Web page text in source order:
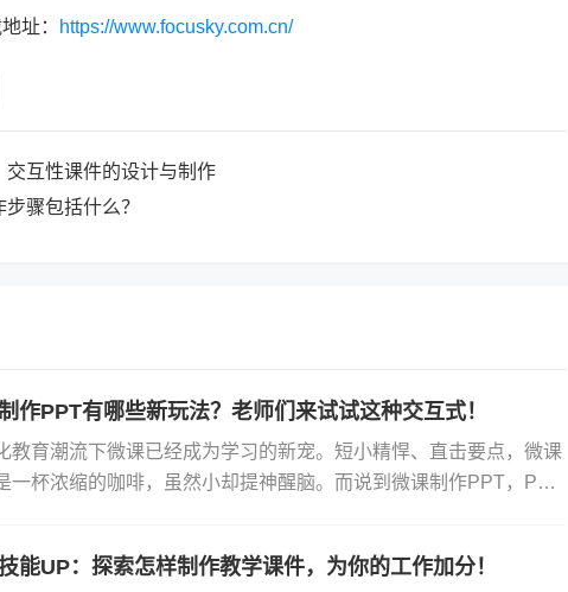
址： https://www.focusky.com.cn/
交互性课件的设计与制作
骤包括什么？
作PPT有哪些新玩法？老师们来试试这种交互式！
教育潮流下微课已经成为学习的新宠。短小精悍、直击要点，微课
一杯浓缩的咖啡，虽然小却提神醒脑。而说到微课制作PPT，PPT
能UP：探索怎样制作教学课件，为你的工作加分！